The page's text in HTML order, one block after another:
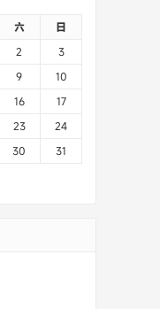
六
日
2
3
9
10
16
17
23
24
30 31